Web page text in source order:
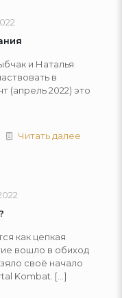
и Наталья
в
(апрель 2022) это
Читать далее
как цепкая
вошло в обиход
своё начало
Kombat. […]